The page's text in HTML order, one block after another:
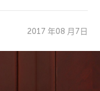
2017 年08 月7日